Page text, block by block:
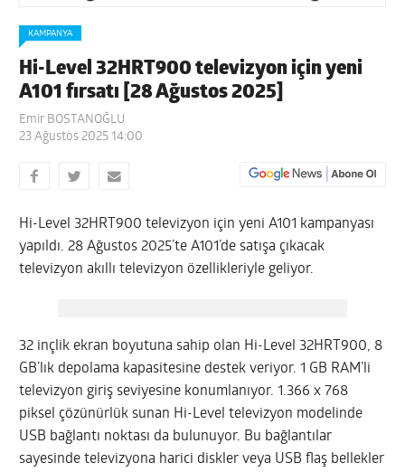
KAMPANYA
Hi-Level 32HRT900 televizyon için yeni
A101 fırsatı [28 Ağustos 2025]
Emir BOSTANOĞLU
23 Ağustos 2025 14:00
Hi-Level 32HRT900 televizyon için yeni A101 kampanyası
yapıldı. 28 Ağustos 2025’te A101’de satışa çıkacak
televizyon akıllı televizyon özellikleriyle geliyor.
32 inçlik ekran boyutuna sahip olan Hi-Level 32HRT900, 8
GB’lık depolama kapasitesine destek veriyor. 1 GB RAM’li
televizyon giriş seviyesine konumlanıyor. 1.366 x 768
piksel çözünürlük sunan Hi-Level televizyon modelinde
USB bağlantı noktası da bulunuyor. Bu bağlantılar
sayesinde televizyona harici diskler veya USB flaş bellekler